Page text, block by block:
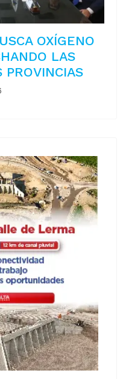
OXÍGENO
LAS
PROVINCIAS